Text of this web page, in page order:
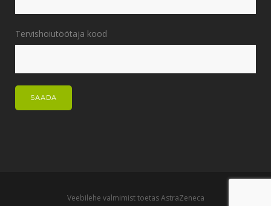
Tervishoiutöötaja kood
Veebilehe valmimist toetas AstraZeneca